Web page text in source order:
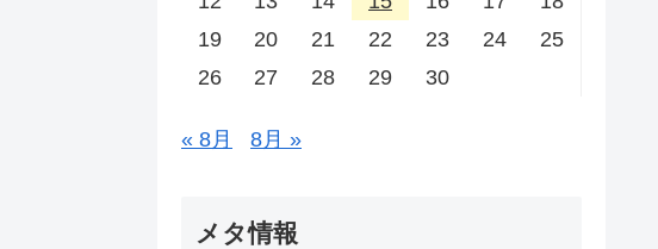
19
20 21 22 23 24
25
26
27 28 29 30
« 8月 8月 »
メタ情報